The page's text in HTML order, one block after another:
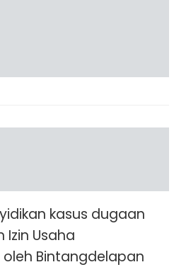
kasus dugaan
Usaha
Bintangdelapan